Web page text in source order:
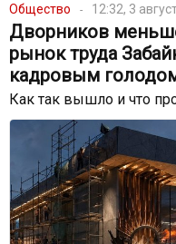
Общество 12:32, 3
Дворников
рынок труда
кадровым
Как так вышло и что